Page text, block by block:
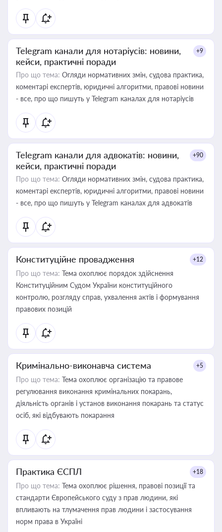
Telegram канали для нотаріусів: новини,
кейси, практичні поради
+9
Про що тема: Огляди нормативних змін, судова практика,
коментарі експертів, юридичні алгоритми, правові новини
- все, про що пишуть у Telegram каналах для нотаріусів
Telegram канали для адвокатів: новини,
кейси, практичні поради
+90
Про що тема: Огляди нормативних змін, судова практика,
коментарі експертів, юридичні алгоритми, правові новини
- все, про що пишуть у Telegram каналах для адвокатів
Конституційне провадження +12
Про що тема: Тема охоплює порядок здійснення
Конституційним Судом України конституційного
контролю, розгляду справ, ухвалення актів і формування
правових позицій
Кримінально-виконавча система +5
Про що тема: Тема охоплює організацію та правове
регулювання виконання кримінальних покарань,
діяльність органів і установ виконання покарань та статус
осіб, які відбувають покарання
Практика ЄСПЛ +18
Про що тема: Тема охоплює рішення, правові позиції та
стандарти Європейського суду з прав людини, які
впливають на тлумачення прав людини і застосування
норм права в Україні